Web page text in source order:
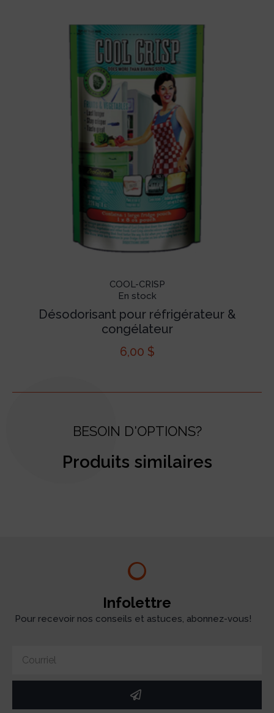
COOL-CRISP
En stock
Désodorisant pour réfrigérateur &
congélateur
6,00 $
BESOIN D'OPTIONS?
Produits similaires
Infolettre
Pour recevoir nos conseils et astuces, abonnez-vous!